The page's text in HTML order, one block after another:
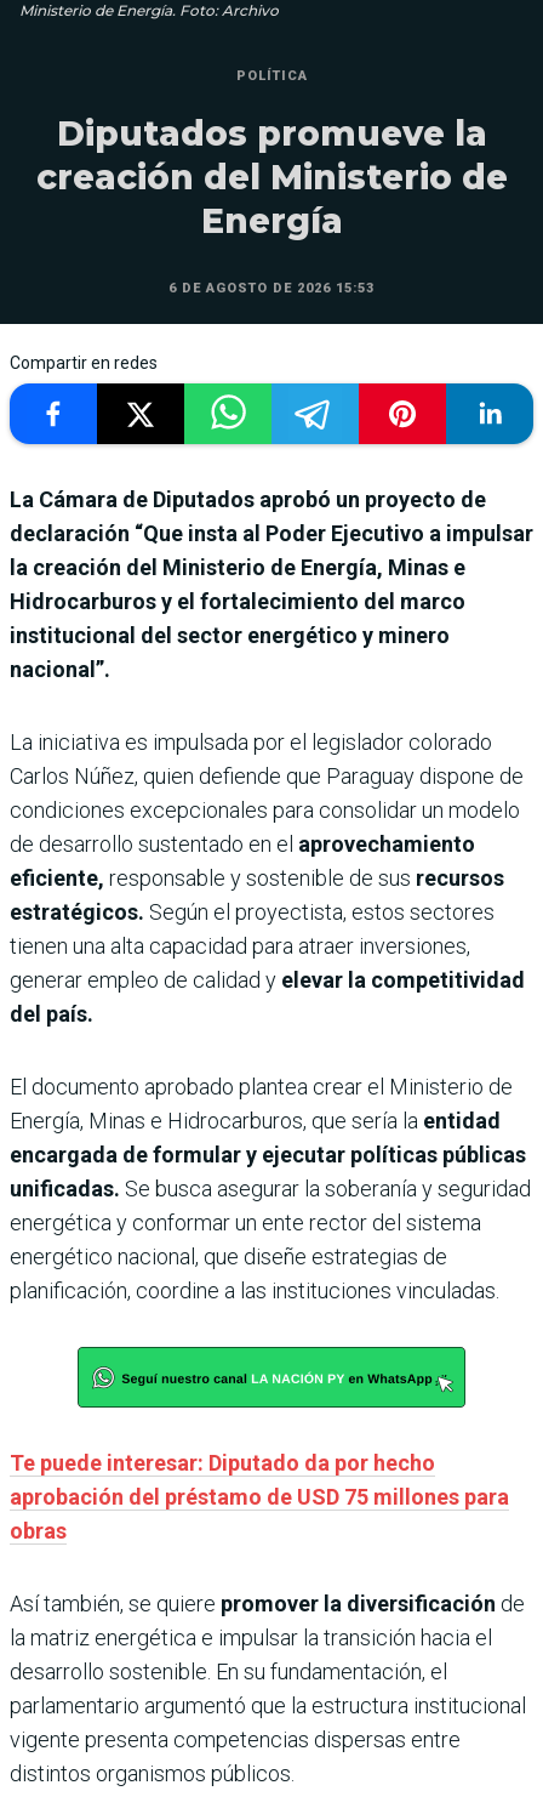
Ministerio de Energía. Foto: Archivo
POLÍTICA
Diputados promueve la
creación del Ministerio de
Energía
6 DE AGOSTO DE 2026 15:53
Compartir en redes
La Cámara de Diputados aprobó un proyecto de
declaración “Que insta al Poder Ejecutivo a impulsar
la creación del Ministerio de Energía, Minas e
Hidrocarburos y el fortalecimiento del marco
institucional del sector energético y minero
nacional”.
La iniciativa es impulsada por el legislador colorado
Carlos Núñez, quien defiende que Paraguay dispone de
condiciones excepcionales para consolidar un modelo
de desarrollo sustentado en el aprovechamiento
eficiente, responsable y sostenible de sus recursos
estratégicos. Según el proyectista, estos sectores
tienen una alta capacidad para atraer inversiones,
generar empleo de calidad y elevar la competitividad
del país.
El documento aprobado plantea crear el Ministerio de
Energía, Minas e Hidrocarburos, que sería la entidad
encargada de formular y ejecutar políticas públicas
unificadas. Se busca asegurar la soberanía y seguridad
energética y conformar un ente rector del sistema
energético nacional, que diseñe estrategias de
planificación, coordine a las instituciones vinculadas.
Te puede interesar: Diputado da por hecho
aprobación del préstamo de USD 75 millones para
obras
Así también, se quiere promover la diversificación de
la matriz energética e impulsar la transición hacia el
desarrollo sostenible. En su fundamentación, el
parlamentario argumentó que la estructura institucional
vigente presenta competencias dispersas entre
distintos organismos públicos.